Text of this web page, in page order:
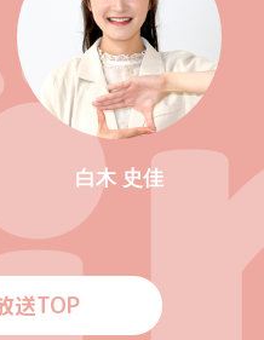
白木 史佳
送TOP